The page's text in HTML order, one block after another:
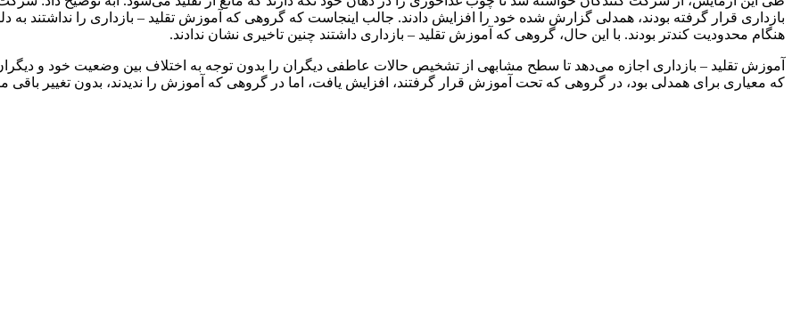
بازداری قرار گرفته بودند، همدلی گزارش‌ شده خود را افزایش دادند. جالب اینجاست که گروهی که آموزش تقلید – بازداری را نداشتند به
هنگام محدودیت کندتر بودند. با این حال، گروهی که آموزش تقلید – بازداری داشتند چنین تاخیری نشان ندادند.
آموزش تقلید – بازداری اجازه می‌دهد تا سطح مشابهی از تشخیص حالات عاطفی دیگران را بدون توجه به اختلاف بین وضعیت خود و
که معیاری برای همدلی بود، در گروهی که تحت آموزش قرار گرفتند، افزایش یافت، اما در گروهی که آموزش را ندیدند، بدون تغییر باقی